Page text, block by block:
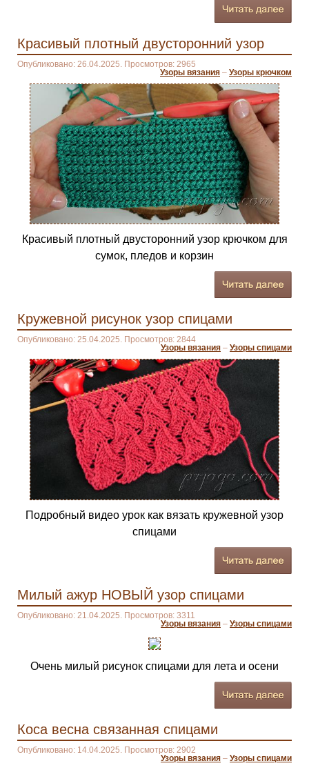
Красивый плотный двусторонний узор
Опубликовано: 26.04.2025. Просмотров: 2965
Узоры вязания – Узоры крючком
Красивый плотный двусторонний узор крючком для
сумок, пледов и корзин
Кружевной рисунок узор спицами
Опубликовано: 25.04.2025. Просмотров: 2844
Узоры вязания – Узоры спицами
Подробный видео урок как вязать кружевной узор
спицами
Милый ажур НОВЫЙ узор спицами
Опубликовано: 21.04.2025. Просмотров: 3311
Узоры вязания – Узоры спицами
Очень милый рисунок спицами для лета и осени
Коса весна связанная спицами
Опубликовано: 14.04.2025. Просмотров: 2902
Узоры вязания – Узоры спицами